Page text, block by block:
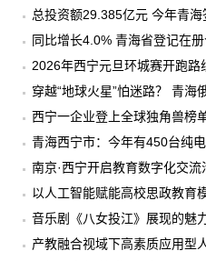
总投资额29.385亿元 今年青
同比增长4.0% 青海省登记在
2026年西宁元旦环城赛开跑路
穿越“地球火星”怕迷路？ 青海
西宁一企业登上全球独角兽榜
青海西宁市：今年有450台纯
南京·西宁开启教育数字化交流
以人工智能赋能高校思政教育
音乐剧《八女投江》展现的魅
产教融合视域下高素质应用型